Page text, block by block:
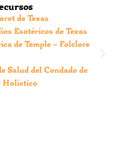
crucial. Te orientamos sobre
podemos sugerir
como sales
mirra para sostener la
entorno de vida en el área
de Texas
Esotéricos de Texas
de Temple – Folclore
Salud del Condado de
Holístico